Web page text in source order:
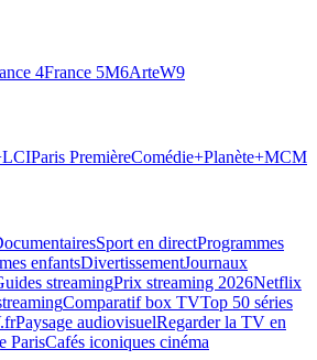
4France 5M6ArteW9
LCIParis PremièreComédie+Planète+MCM
Sport en directProgrammes
enfantsDivertissementJournaux
streamingPrix streaming 2026Netflix
Comparatif box TVTop 50 séries
Paysage audiovisuelRegarder la TV en
ParisCafés iconiques cinéma